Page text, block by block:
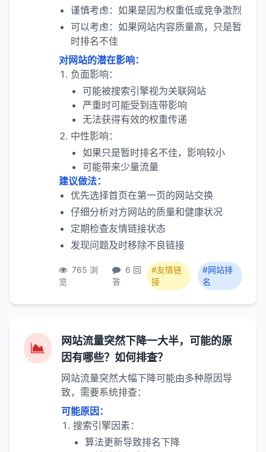
谨慎考虑：如果是因为权重低或竞争激烈
可以考虑：如果网站内容质量高，只是暂
时排名不佳
对网站的潜在影响：
负面影响：
可能被搜索引擎视为关联网站
严重时可能受到连带影响
无法获得有效的权重传递
中性影响：
如果只是暂时排名不佳，影响较小
可能带来少量流量
建议做法：
优先选择首页在第一页的网站交换
仔细分析对方网站的质量和健康状况
定期检查友情链接状态
发现问题及时移除不良链接
765 浏
览
6 回
答
#友情链
接
#网站排
名
网站流量突然下降一大半，可能的原
因有哪些？如何排查？
网站流量突然大幅下降可能由多种原因导
致，需要系统排查：
可能原因：
搜索引擎因素：
算法更新导致排名下降